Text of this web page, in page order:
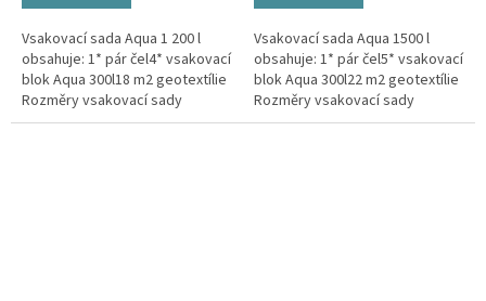
Vsakovací sada Aqua 1 200 l
obsahuje: 1* pár čel4* vsakovací
blok Aqua 300l18 m2 geotextílie
Rozměry vsakovací sady
480x80x52 cm Nosnost bloků až
Vsakovací sada Aqua 1500 l
obsahuje: 1* pár čel5* vsakovací
blok Aqua 300l22 m2 geotextílie
Rozměry vsakovací sady
600x80x52 cm Nosnost bloků až